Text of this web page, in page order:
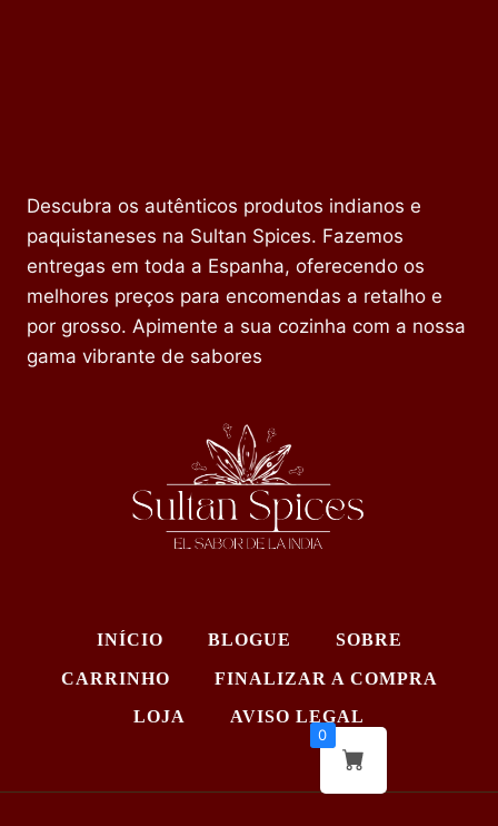
Descubra os autênticos produtos indianos e
paquistaneses na Sultan Spices. Fazemos
entregas em toda a Espanha, oferecendo os
melhores preços para encomendas a retalho e
por grosso. Apimente a sua cozinha com a nossa
gama vibrante de sabores
INÍCIO BLOGUE SOBRE
CARRINHO FINALIZAR A COMPRA
LOJA AVISO LEGAL
0